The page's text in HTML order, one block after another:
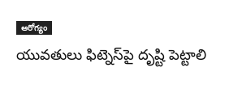
ఆరోగ్యం
యువతులు ఫిట్నెస్‌పై దృష్టి పెట్టాలి